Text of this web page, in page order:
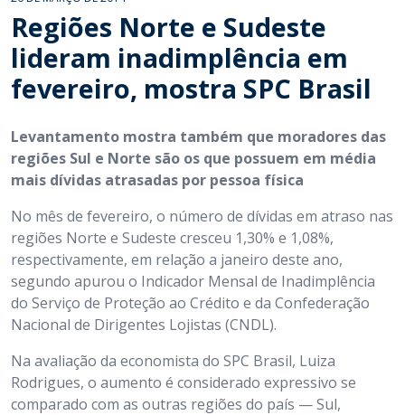
Regiões Norte e Sudeste
lideram inadimplência em
fevereiro, mostra SPC Brasil
Levantamento mostra também que moradores das
regiões Sul e Norte são os que possuem em média
mais dívidas atrasadas por pessoa física
No mês de fevereiro, o número de dívidas em atraso nas
regiões Norte e Sudeste cresceu 1,30% e 1,08%,
respectivamente, em relação a janeiro deste ano,
segundo apurou o Indicador Mensal de Inadimplência
do Serviço de Proteção ao Crédito e da Confederação
Nacional de Dirigentes Lojistas (CNDL).
Na avaliação da economista do SPC Brasil, Luiza
Rodrigues, o aumento é considerado expressivo se
comparado com as outras regiões do país — Sul,